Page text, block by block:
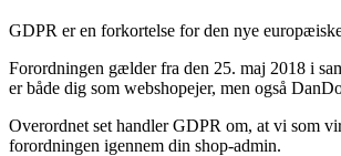
GDPR er en forkortelse for den nye
Forordningen gælder fra den 25. maj 2018 i
er både dig som webshopejer, men også
Overordnet set handler GDPR om, at vi som
forordningen igennem din shop-admin.